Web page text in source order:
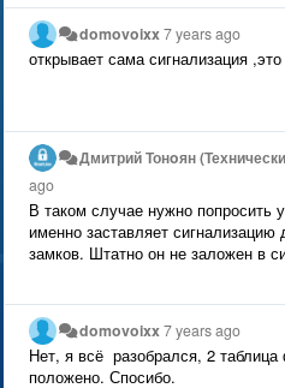
domovoixx7 years ago
открывает сама сигнализация
Дмитрий Тонoян
ago
В таком случае нужно попросить
именно заставляет
замков. Штатно он не заложен в
domovoixx7 years ago
Нет, я всё разобрался, 2 таблица
положено. Спосибо.